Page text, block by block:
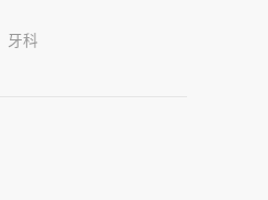
牙科